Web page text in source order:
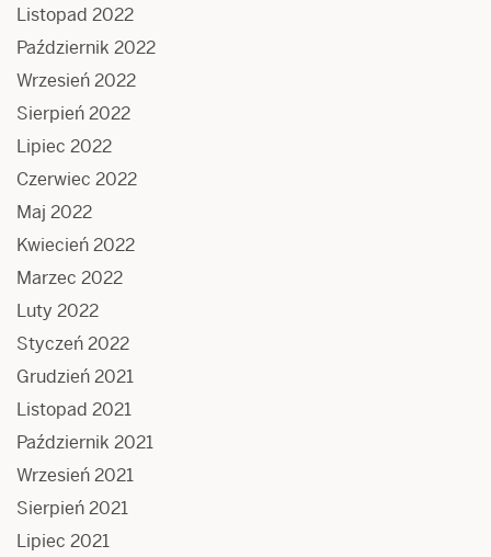
Listopad 2022
Październik 2022
Wrzesień 2022
Sierpień 2022
Lipiec 2022
Czerwiec 2022
Maj 2022
Kwiecień 2022
Marzec 2022
Luty 2022
Styczeń 2022
Grudzień 2021
Listopad 2021
Październik 2021
Wrzesień 2021
Sierpień 2021
Lipiec 2021